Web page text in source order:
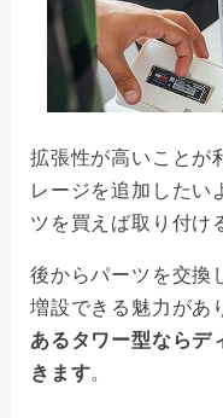
拡張性が高いことが
レージを追加したい
ツを買えば取り付け
後からパーツを交換
増設できる魅力があ
あるタワー型ならデ
きます。